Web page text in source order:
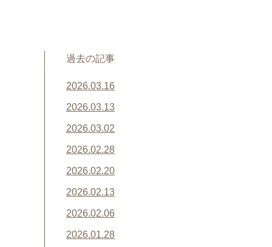
過去の記事
2026.03.16
2026.03.13
2026.03.02
2026.02.28
2026.02.20
2026.02.13
2026.02.06
2026.01.28